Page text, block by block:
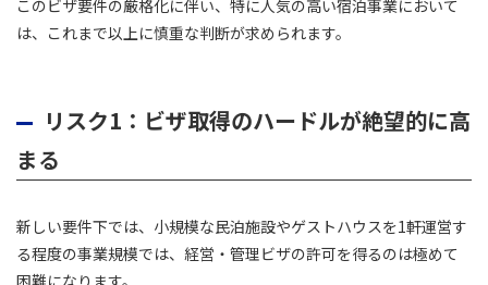
このビザ要件の厳格化に伴い、特に人気の高い宿泊事業において
は、これまで以上に慎重な判断が求められます。
リスク1：ビザ取得のハードルが絶望的に高
まる
新しい要件下では、小規模な民泊施設やゲストハウスを1軒運営す
る程度の事業規模では、経営・管理ビザの許可を得るのは極めて
困難になります。